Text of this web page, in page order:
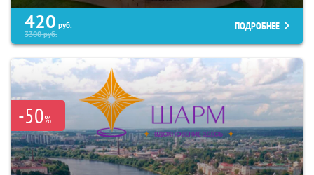
420 руб.
3300руб.
ПОДРОБНЕЕ
-50%